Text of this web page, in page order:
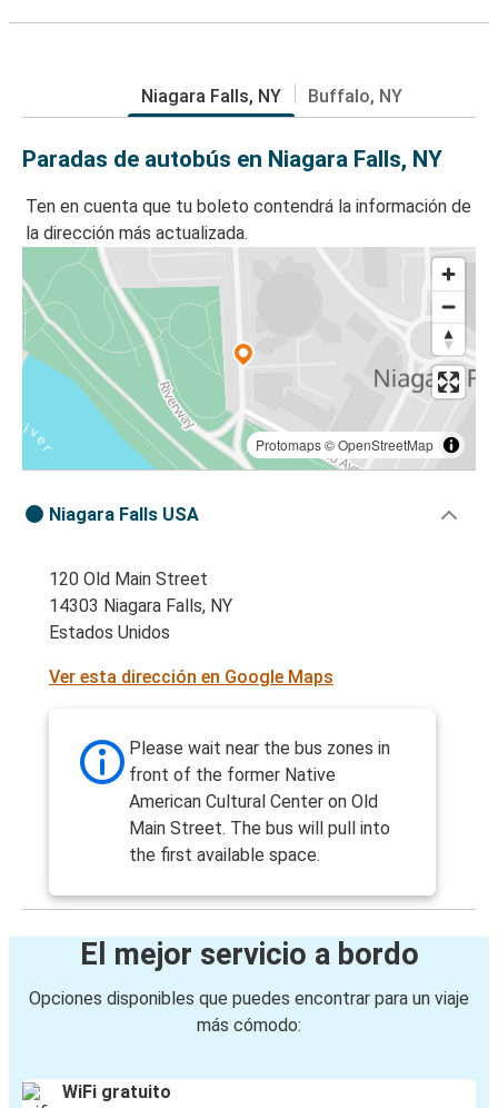
Niagara Falls, NY Buffalo, NY
Paradas de autobús en Niagara Falls, NY
Ten en cuenta que tu boleto contendrá la información de
la dirección más actualizada.
Protomaps©OpenStreetMap
Niagara Falls USA
120 Old Main Street
14303 Niagara Falls, NY
Estados Unidos
Ver esta dirección en Google Maps
Please wait near the bus zones in
front of the former Native
American Cultural Center on Old
Main Street. The bus will pull into
the first available space.
El mejor servicio a bordo
Opciones disponibles que puedes encontrar para un viaje
más cómodo:
WiFi gratuito